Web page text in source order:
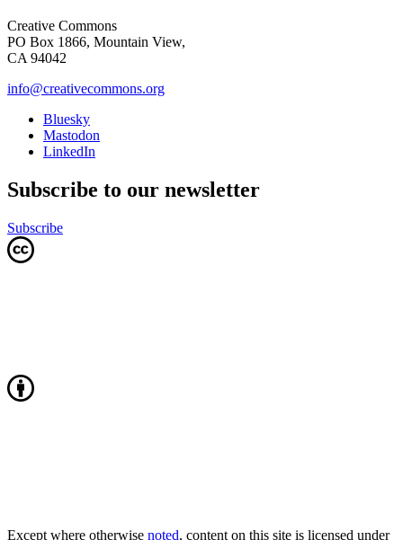
Creative Commons
PO Box 1866, Mountain View,
CA 94042
info@creativecommons.org
Bluesky
Mastodon
LinkedIn
Subscribe to our newsletter
Subscribe
Except where otherwise noted, content on this site is licensed under